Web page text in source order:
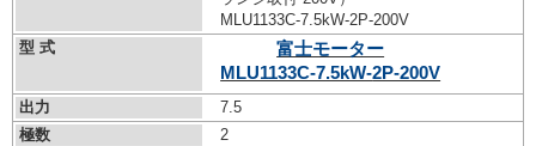
MLU1133C-7.5kW-2P-200V
型 式
富士モーター
MLU1133C-7.5kW-2P-200V
出力
7.5
極数
2